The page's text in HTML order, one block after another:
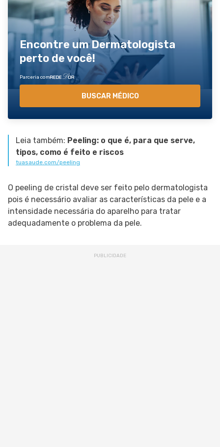
Encontre um Dermatologista
perto de você!
Parceria com
BUSCAR MÉDICO
Leia também: Peeling: o que é, para que serve,
tipos, como é feito e riscos
tuasaude.com/peeling
O peeling de cristal deve ser feito pelo dermatologista
pois é necessário avaliar as características da pele e a
intensidade necessária do aparelho para tratar
adequadamente o problema da pele.